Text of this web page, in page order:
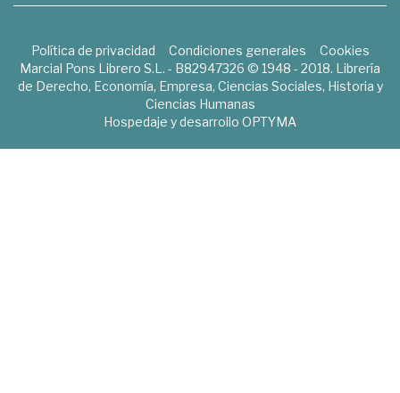
Política de privacidad Condiciones generales
Cookies
Marcial Pons Librero S.L. - B82947326 © 1948 - 2018. Librería
de Derecho, Economía, Empresa, Ciencias Sociales, Historia y
Ciencias Humanas
Hospedaje y desarrollo OPTYMA